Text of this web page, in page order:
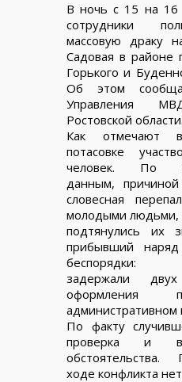
В ночь с 15 на 16
сотрудники
массовую драку
Садовая в районе
Горького и
Об этом
Управления
Ростовской области.
Как отмечают
потасовке
человек. По
данным, причиной
словесная
молодыми людьми,
подтянулись их
прибывший
беспорядки:
задержали
оформления
По факту
проверка и
ходе конфликта